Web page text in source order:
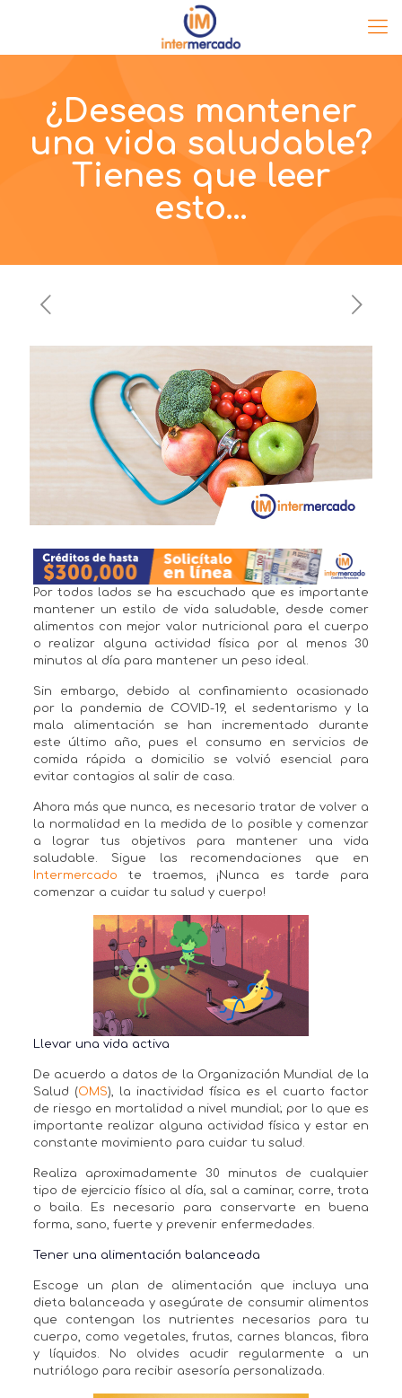
¿Deseas mantener
una vida saludable?
Tienes que leer
esto…
Por todos lados se ha escuchado que es importante
mantener un estilo de vida saludable, desde comer
alimentos con mejor valor nutricional para el cuerpo
o realizar alguna actividad física por al menos 30
minutos al día para mantener un peso ideal.
Sin embargo, debido al confinamiento ocasionado
por la pandemia de COVID-19, el sedentarismo y la
mala alimentación se han incrementado durante
este último año, pues el consumo en servicios de
comida rápida a domicilio se volvió esencial para
evitar contagios al salir de casa.
Ahora más que nunca, es necesario tratar de volver a
la normalidad en la medida de lo posible y comenzar
a lograr tus objetivos para mantener una vida
saludable. Sigue las recomendaciones que en
Intermercado te traemos, ¡Nunca es tarde para
comenzar a cuidar tu salud y cuerpo!
Llevar una vida activa
De acuerdo a datos de la Organización Mundial de la
Salud (OMS), la inactividad física es el cuarto factor
de riesgo en mortalidad a nivel mundial; por lo que es
importante realizar alguna actividad física y estar en
constante movimiento para cuidar tu salud.
Realiza aproximadamente 30 minutos de cualquier
tipo de ejercicio físico al día, sal a caminar, corre, trota
o baila. Es necesario para conservarte en buena
forma, sano, fuerte y prevenir enfermedades.
Tener una alimentación balanceada
Escoge un plan de alimentación que incluya una
dieta balanceada y asegúrate de consumir alimentos
que contengan los nutrientes necesarios para tu
cuerpo, como vegetales, frutas, carnes blancas, fibra
y líquidos. No olvides acudir regularmente a un
nutriólogo para recibir asesoría personalizada.